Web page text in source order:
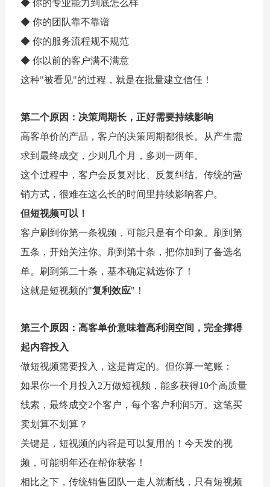
◆ 你的专业能力到底怎么样
◆ 你的团队靠不靠谱
◆ 你的服务流程规不规范
◆ 你以前的客户满不满意
这种"被看见"的过程，就是在批量建立信任！
第二个原因：决策周期长，正好需要持续影响
高客单价的产品，客户的决策周期都很长。从产生需
求到最终成交，少则几个月，多则一两年。
这个过程中，客户会反复对比、反复纠结。传统的营
销方式，很难在这么长的时间里持续影响客户。
但短视频可以！
客户刷到你第一条视频，可能只是有个印象。刷到第
五条，开始关注你。刷到第十条，把你加到了备选名
单。刷到第二十条，基本确定就选你了！
这就是短视频的"复利效应"！
第三个原因：高客单价意味着高利润空间，完全撑得
起内容投入
做短视频需要投入，这是肯定的。但你算一笔账：
如果你一个月投入2万做短视频，能多获得10个高质量
线索，最终成交2个客户，每个客户利润5万。这笔买
卖划算不划算？
关键是，短视频的内容是可以复用的！今天发的视
频，可能明年还在帮你获客！
相比之下，传统销售团队一走人就断线，只有短视频